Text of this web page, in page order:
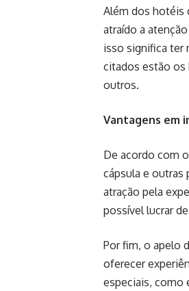
Além dos hotéis
atraído a
isso significa ter
citados estão os
outros.
Vantagens em
De acordo com
cápsula e outras
atração pela
possível lucrar
Por fim, o apelo
oferecer
especiais, como